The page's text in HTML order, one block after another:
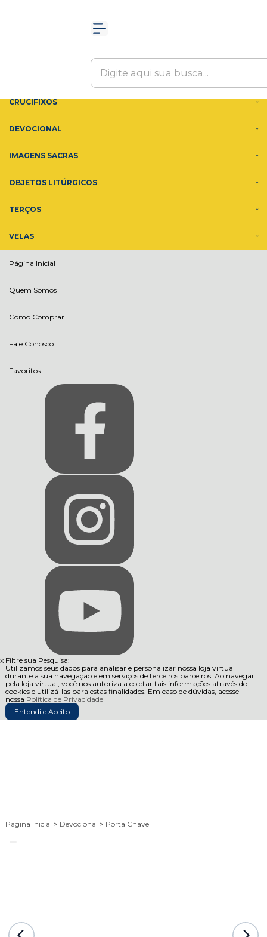
CRUCIFIXOS
DEVOCIONAL
IMAGENS SACRAS
OBJETOS LITÚRGICOS
TERÇOS
VELAS
Página Inicial
Quem Somos
Como Comprar
Fale Conosco
Favoritos
x Filtre sua Pesquisa:
Utilizamos seus dados para analisar e personalizar nossa loja virtual
durante a sua navegação e em serviços de terceiros parceiros. Ao navegar
pela loja virtual, você nos autoriza a coletar tais informações através do
cookies e utilizá-las para estas finalidades. Em caso de dúvidas, acesse
nossa Política de Privacidade
Entendi e Aceito
Página Inicial > Devocional > Porta Chave